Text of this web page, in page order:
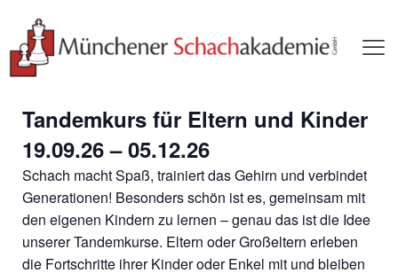
Tandemkurs für Eltern und Kinder
19.09.26 – 05.12.26
Schach macht Spaß, trainiert das Gehirn und verbindet
Generationen! Besonders schön ist es, gemeinsam mit
den eigenen Kindern zu lernen – genau das ist die Idee
unserer Tandemkurse. Eltern oder Großeltern erleben
die Fortschritte ihrer Kinder oder Enkel mit und bleiben